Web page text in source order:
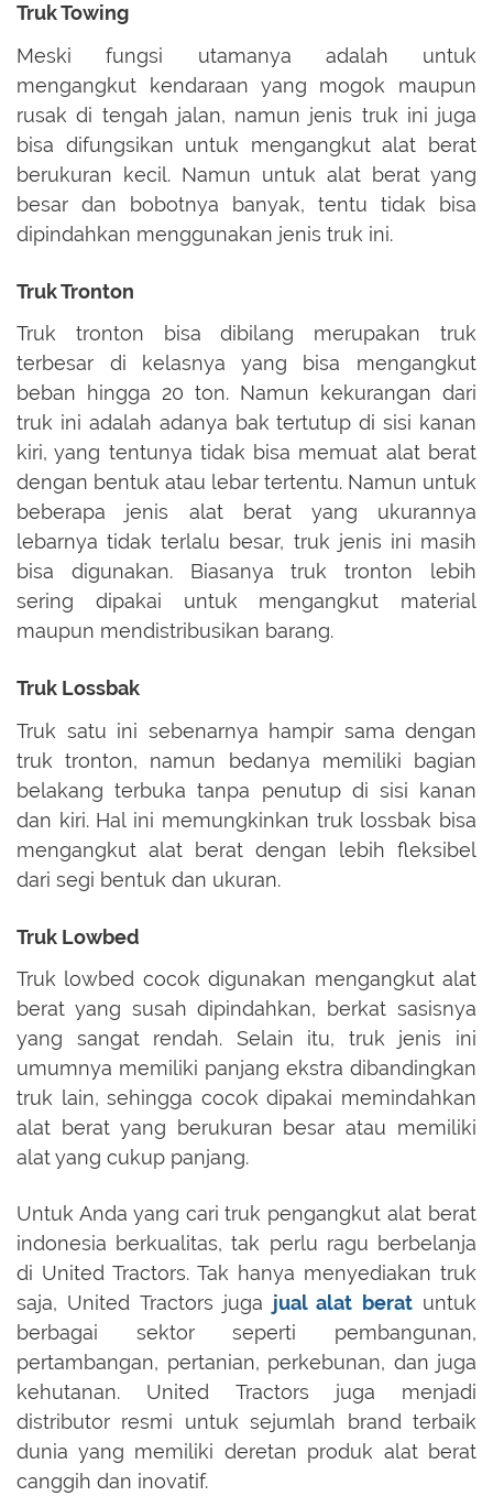
Truk Towing
Meski fungsi utamanya adalah untuk
mengangkut kendaraan yang mogok maupun
rusak di tengah jalan, namun jenis truk ini juga
bisa difungsikan untuk mengangkut alat berat
berukuran kecil. Namun untuk alat berat yang
besar dan bobotnya banyak, tentu tidak bisa
dipindahkan menggunakan jenis truk ini.
Truk Tronton
Truk tronton bisa dibilang merupakan truk
terbesar di kelasnya yang bisa mengangkut
beban hingga 20 ton. Namun kekurangan dari
truk ini adalah adanya bak tertutup di sisi kanan
kiri, yang tentunya tidak bisa memuat alat berat
dengan bentuk atau lebar tertentu. Namun untuk
beberapa jenis alat berat yang ukurannya
lebarnya tidak terlalu besar, truk jenis ini masih
bisa digunakan. Biasanya truk tronton lebih
sering dipakai untuk mengangkut material
maupun mendistribusikan barang.
Truk Lossbak
Truk satu ini sebenarnya hampir sama dengan
truk tronton, namun bedanya memiliki bagian
belakang terbuka tanpa penutup di sisi kanan
dan kiri. Hal ini memungkinkan truk lossbak bisa
mengangkut alat berat dengan lebih fleksibel
dari segi bentuk dan ukuran.
Truk Lowbed
Truk lowbed cocok digunakan mengangkut alat
berat yang susah dipindahkan, berkat sasisnya
yang sangat rendah. Selain itu, truk jenis ini
umumnya memiliki panjang ekstra dibandingkan
truk lain, sehingga cocok dipakai memindahkan
alat berat yang berukuran besar atau memiliki
alat yang cukup panjang.
Untuk Anda yang cari truk pengangkut alat berat
indonesia berkualitas, tak perlu ragu berbelanja
di United Tractors. Tak hanya menyediakan truk
saja, United Tractors juga jual alat beratuntuk
berbagai sektor seperti pembangunan,
pertambangan, pertanian, perkebunan, dan juga
kehutanan. United Tractors juga menjadi
distributor resmi untuk sejumlah brand terbaik
dunia yang memiliki deretan produk alat berat
canggih dan inovatif.